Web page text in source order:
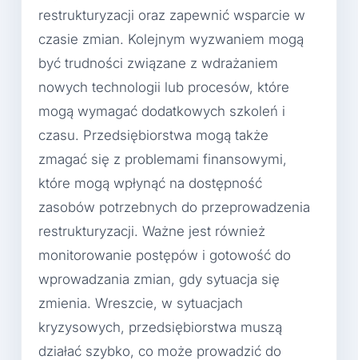
restrukturyzacji oraz zapewnić wsparcie w
czasie zmian. Kolejnym wyzwaniem mogą
być trudności związane z wdrażaniem
nowych technologii lub procesów, które
mogą wymagać dodatkowych szkoleń i
czasu. Przedsiębiorstwa mogą także
zmagać się z problemami finansowymi,
które mogą wpłynąć na dostępność
zasobów potrzebnych do przeprowadzenia
restrukturyzacji. Ważne jest również
monitorowanie postępów i gotowość do
wprowadzania zmian, gdy sytuacja się
zmienia. Wreszcie, w sytuacjach
kryzysowych, przedsiębiorstwa muszą
działać szybko, co może prowadzić do